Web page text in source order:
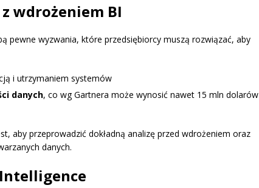
wdrożeniem BI
pewne wyzwania, które przedsiębiorcy muszą rozwiązać, aby
i utrzymaniem systemów
danych, co wg Gartnera może wynosić nawet 15 mln dolarów
aby przeprowadzić dokładną analizę przed wdrożeniem oraz
danych.
Intelligence